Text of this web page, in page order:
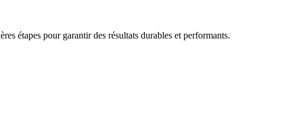
étapes pour garantir des résultats durables et performants.